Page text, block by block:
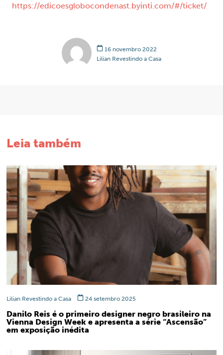
https://edicoesglobocondenast.byinti.com/#/ticket/
16 novembro 2022
Lilian Revestindo a Casa
Leia também
Lilian Revestindo a Casa 24 setembro 2025
Danilo Reis é o primeiro designer negro brasileiro na
Vienna Design Week e apresenta a série “Ascensão”
em exposição inédita